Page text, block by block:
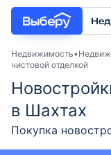
Новостройки
Застройщики
Недвижимость
чистовой отделкой
в Шахтах
Покупка
Шахтах —